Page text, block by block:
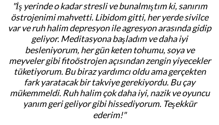
"İş yerinde o kadar stresli ve bunalmıştım ki, sanırım
östrojenimi mahvetti. Libidom gitti, her yerde sivilce
var ve ruh halim depresyon ile agresyon arasında gidip
geliyor. Meditasyona başladım ve daha iyi
besleniyorum, her gün keten tohumu, soya ve
meyveler gibi fitoöstrojen açısından zengin yiyecekler
tüketiyorum. Bu biraz yardımcı oldu ama gerçekten
fark yaratacak bir takviye gerekiyordu. Bu çay
mükemmeldi. Ruh halim çok daha iyi, nazik ve oyuncu
yanım geri geliyor gibi hissediyorum. Teşekkür
ederim!"